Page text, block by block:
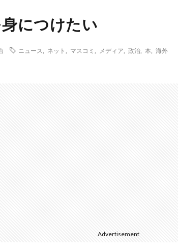
につけたい
ニュース ネット マスコミ メディア 政治 本 海外
Advertisement